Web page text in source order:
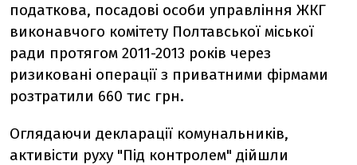
податкова, посадові особи управління ЖКГ
виконавчого комітету Полтавської міської
ради протягом 2011-2013 років через
ризиковані операції з приватними фірмами
розтратили 660 тис грн.
Оглядаючи декларації комунальників,
активісти руху "Під контролем" дійшли